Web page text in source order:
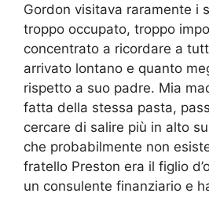
Gordon visitava raramente i
troppo occupato, troppo
concentrato a ricordare a
arrivato lontano e quanto
rispetto a suo padre. Mia
fatta della stessa pasta,
cercare di salire più in alto
che probabilmente non
fratello Preston era il figlio
un consulente finanziario e